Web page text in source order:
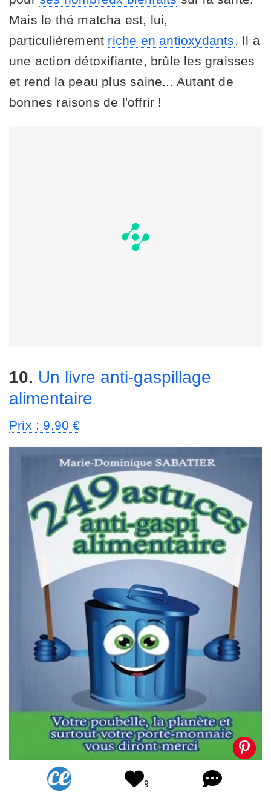
Mais le thé matcha est, lui,
particulièrement riche en antioxydants. Il a
une action détoxifiante, brûle les graisses
et rend la peau plus saine... Autant de
bonnes raisons de l'offrir !
10. Un livre anti-gaspillage
alimentaire
Prix : 9,90 €
Le gaspillage , ça pollue et ça coûte cher !
9